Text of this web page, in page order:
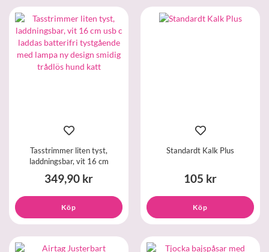
Tasstrimmer liten tyst,
laddningsbar, vit 16 cm
349,90 kr
Köp
Standardt Kalk Plus
105 kr
Köp